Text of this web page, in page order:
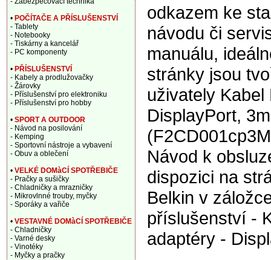
odkazem ke
návodu či
manuálu,
stránky jsou
uživately Kabel
DisplayPort, 3m
Návod k
dispozici na
Belkin v
příslušenství -
adaptéry -
• POČÍTAČE A PŘÍSLUŠENSTVÍ
- Tablety
- Notebooky
- Tiskárny a kancelář
- PC komponenty
• PŘÍSLUŠENSTVÍ
- Kabely a prodlužovačky
- Žárovky
- Příslušenství pro elektroniku
- Příslušenství pro hobby
• SPORT A OUTDOOR
- Návod na posilování
- Kemping
- Sportovní nástroje a vybavení
- Obuv a oblečení
• VELKÉ DOMàCÍ SPOTŘEBIČE
- Pračky a sušičky
- Chladničky a mrazničky
- Mikrovlnné trouby, myčky
- Sporáky a vařiče
• VESTAVNÉ DOMàCÍ SPOTŘEBIČE
- Chladničky
- Varné desky
- Vinotéky
- Myčky a pračky